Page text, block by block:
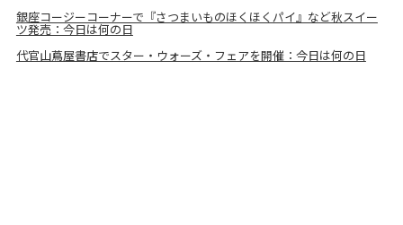
銀座コージーコーナーで『さつまいものほくほくパイ』など秋スイー
ツ発売：今日は何の日
代官山蔦屋書店でスター・ウォーズ・フェアを開催：今日は何の日